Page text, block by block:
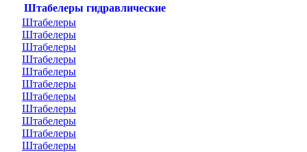
Штабелеры гидравлические
Штабелеры
Штабелеры
Штабелеры
Штабелеры
Штабелеры
Штабелеры
Штабелеры
Штабелеры
Штабелеры
Штабелеры
Штабелеры